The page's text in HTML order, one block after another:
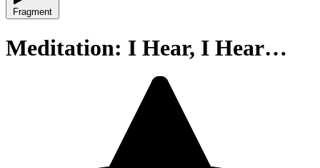
Fragment
Meditation: I Hear, I Hear…